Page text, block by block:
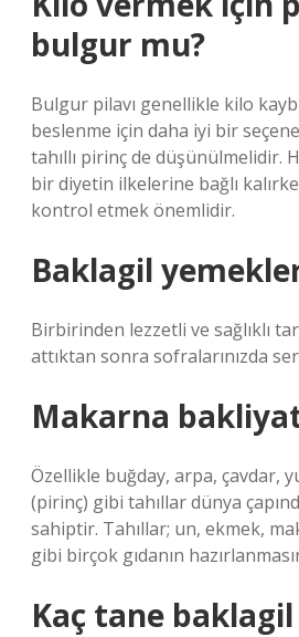
bulgur mu?
Bulgur pilavı genellikle kilo kaybı
beslenme için daha iyi bir
tahıllı pirinç de düşünülmelidir.
bir diyetin ilkelerine bağlı
kontrol etmek önemlidir.
Baklagil
Birbirinden lezzetli ve sağlıklı
attıktan sonra sofralarınızda
Makarna bakliyat
Özellikle buğday, arpa, çavdar,
(pirinç) gibi tahıllar dünya
sahiptir. Tahıllar; un, ekmek,
gibi birçok gıdanın
Kaç tane